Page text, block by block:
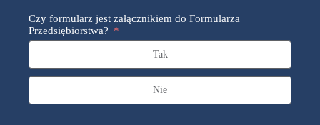
Czy formularz jest załącznikiem do Formularza
Przedsiębiorstwa?
Tak
Nie